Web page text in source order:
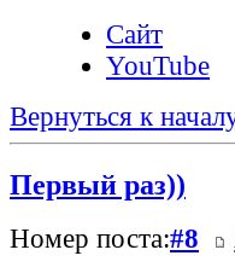
Сайт
YouTube
Вернуться к
Первый раз))
Номер поста:#8